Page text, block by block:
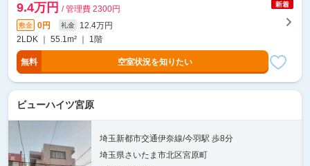
9.4万円 / 管理費 2300円
敷金 0円 礼金
12.4万円
2LDK ｜ 55.1m² ｜ 1階
無料 空室状況を知りたい
ビューハイツ宮原
埼玉新都市交通伊奈線/今羽駅 歩8分
埼玉県さいたま市北区宮原町